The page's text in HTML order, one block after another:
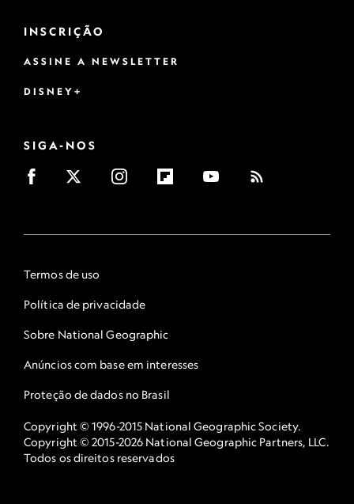
INSCRIÇÃO
ASSINE A NEWSLETTER
DISNEY+
SIGA-NOS
Termos de uso
Política de privacidade
Sobre National Geographic
Anúncios com base em interesses
Proteção de dados no Brasil
Copyright © 1996-2015 National Geographic Society.
Copyright © 2015-2026 National Geographic Partners, LLC.
Todos os direitos reservados